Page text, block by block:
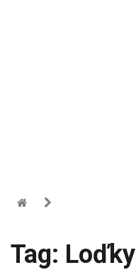
Tag: Loďky